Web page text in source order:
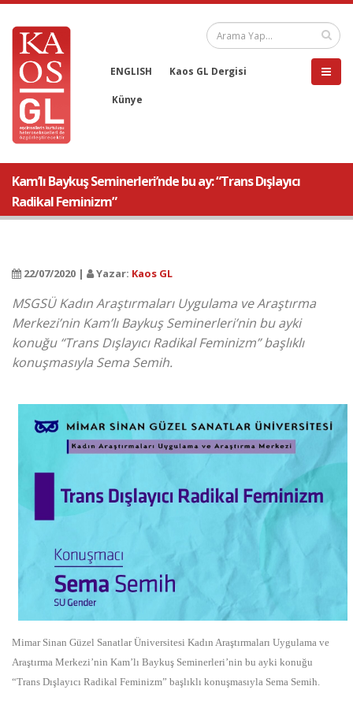
ENGLISH Kaos GL Dergisi
Künye
Kam’lı Baykuş Seminerleri’nde bu ay: “Trans Dışlayıcı
Radikal Feminizm”
22/07/2020 | Yazar: Kaos GL
MSGSÜ Kadın Araştırmaları Uygulama ve Araştırma
Merkezi’nin Kam’lı Baykuş Seminerleri’nin bu ayki
konuğu “Trans Dışlayıcı Radikal Feminizm” başlıklı
konuşmasıyla Sema Semih.
Mimar Sinan Güzel Sanatlar Üniversitesi Kadın Araştırmaları Uygulama ve
Araştırma Merkezi’nin Kam’lı Baykuş Seminerleri’nin bu ayki konuğu
“Trans Dışlayıcı Radikal Feminizm” başlıklı konuşmasıyla Sema Semih.